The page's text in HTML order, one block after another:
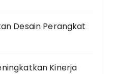
Desain Perangkat
Kinerja